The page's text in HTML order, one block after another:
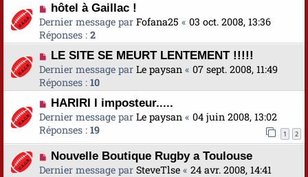
hôtel à Gaillac !
Dernier message par Fofana25 « 03 oct. 2008, 13:36
Réponses : 2
LE SITE SE MEURT LENTEMENT !!!!!
Dernier message par Le paysan « 07 sept. 2008, 11:49
Réponses : 10
HARIRI l imposteur.....
Dernier message par Le paysan « 04 juin 2008, 13:02
Réponses : 19 1 2
Nouvelle Boutique Rugby a Toulouse
Dernier message par SteveTlse « 24 avr. 2008, 14:41